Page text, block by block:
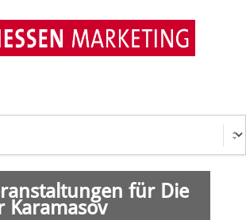
für Die
Karamasov